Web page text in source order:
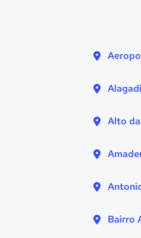
Alto
Bairro